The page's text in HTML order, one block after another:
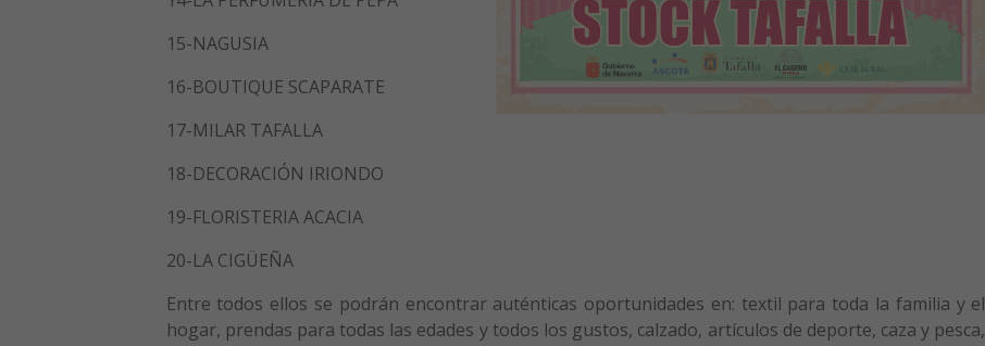
15-NAGUSIA
16-BOUTIQUE SCAPARATE
17-MILAR TAFALLA
18-DECORACIÓN IRIONDO
19-FLORISTERIA ACACIA
20-LA CIGÜEÑA
Entre todos ellos se podrán encontrar auténticas oportunidades en: textil para toda la familia y el
hogar, prendas para todas las edades y todos los gustos, calzado, artículos de deporte, caza y pesca,